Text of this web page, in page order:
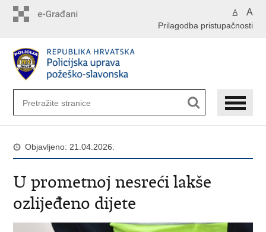
A A
Prilagodba pristupačnosti
Objavljeno: 21.04.2026.
U prometnoj nesreći lakše
ozlijeđeno dijete